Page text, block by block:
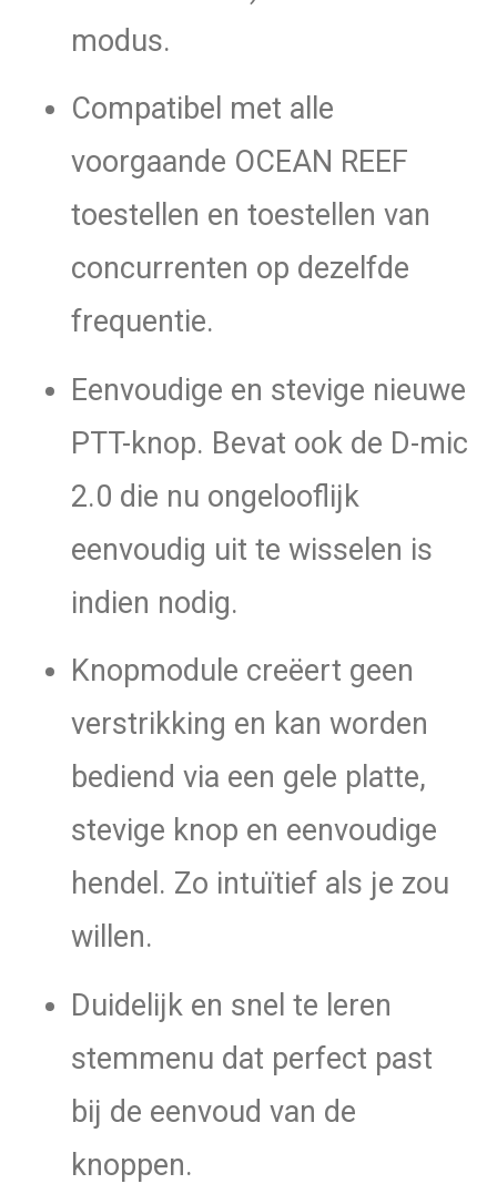
modus.
Compatibel met alle
voorgaande OCEAN REEF
toestellen en toestellen van
concurrenten op dezelfde
frequentie.
Eenvoudige en stevige nieuwe
PTT-knop. Bevat ook de D-mic
2.0 die nu ongelooflijk
eenvoudig uit te wisselen is
indien nodig.
Knopmodule creëert geen
verstrikking en kan worden
bediend via een gele platte,
stevige knop en eenvoudige
hendel. Zo intuïtief als je zou
willen.
Duidelijk en snel te leren
stemmenu dat perfect past
bij de eenvoud van de
knoppen.